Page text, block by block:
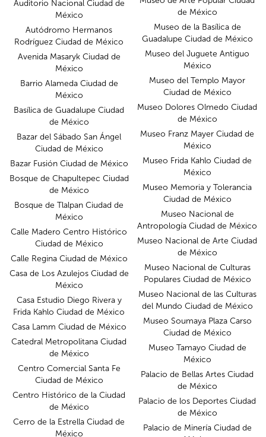
Auditorio Nacional Ciudad de
México
Autódromo Hermanos
Rodríguez Ciudad de México
Avenida Masaryk Ciudad de
México
Barrio Alameda Ciudad de
México
Basílica de Guadalupe Ciudad
de México
Bazar del Sábado San Ángel
Ciudad de México
Bazar Fusión Ciudad de México
Bosque de Chapultepec Ciudad
de México
Bosque de Tlalpan Ciudad de
México
Calle Madero Centro Histórico
Ciudad de México
Calle Regina Ciudad de México
Casa de Los Azulejos Ciudad de
México
Casa Estudio Diego Rivera y
Frida Kahlo Ciudad de México
Casa Lamm Ciudad de México
Catedral Metropolitana Ciudad
de México
Centro Comercial Santa Fe
Ciudad de México
Centro Histórico de la Ciudad
de México
Cerro de la Estrella Ciudad de
México
de México
Museo de la Basílica de
Guadalupe Ciudad de México
Museo del Juguete Antiguo
México
Museo del Templo Mayor
Ciudad de México
Museo Dolores Olmedo Ciudad
de México
Museo Franz Mayer Ciudad de
México
Museo Frida Kahlo Ciudad de
México
Museo Memoria y Tolerancia
Ciudad de México
Museo Nacional de
Antropología Ciudad de México
Museo Nacional de Arte Ciudad
de México
Museo Nacional de Culturas
Populares Ciudad de México
Museo Nacional de las Culturas
del Mundo Ciudad de México
Museo Soumaya Plaza Carso
Ciudad de México
Museo Tamayo Ciudad de
México
Palacio de Bellas Artes Ciudad
de México
Palacio de los Deportes Ciudad
de México
Palacio de Minería Ciudad de